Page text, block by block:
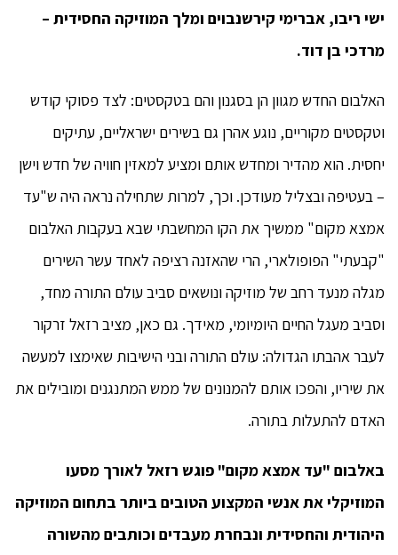
ישי ריבו, אברימי קירשנבוים ומלך המוזיקה החסידית –
מרדכי בן דוד.
האלבום החדש מגוון הן בסגנון והם בטקסטים: לצד פסוקי קודש
וטקסטים מקוריים, נוגע אהרן גם בשירים ישראליים, עתיקים
יחסית. הוא מהדיר ומחדש אותם ומציע למאזין חוויה של חדש וישן
– בעטיפה ובצליל מעודכן. וכך, למרות שתחילה נראה היה ש"עד
אמצא מקום" ממשיך את הקו המחשבתי שבא בעקבות האלבום
"קבעתי" הפופולארי, הרי שהאזנה רציפה לאחד עשר השירים
מגלה מנעד רחב של מוזיקה ונושאים סביב עולם התורה מחד,
וסביב מעגל החיים היומיומי, מאידך. גם כאן, מציב רזאל זרקור
לעבר אהבתו הגדולה: עולם התורה ובני הישיבות שאימצו למעשה
את שיריו, והפכו אותם להמנונים של ממש המתנגנים ומובילים את
האדם להתעלות בתורה.
באלבום "עד אמצא מקום" פוגש רזאל לאורך מסעו
המוזיקלי את אנשי המקצוע הטובים ביותר בתחום המוזיקה
היהודית והחסידית ונבחרת מעבדים וכותבים מהשורה